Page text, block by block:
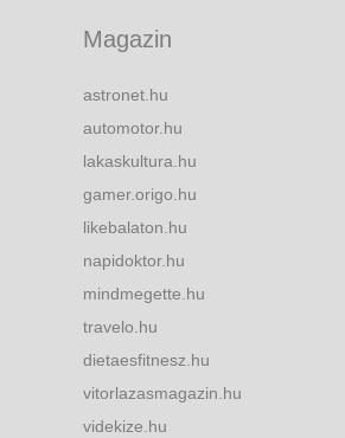
Magazin
astronet.hu
automotor.hu
lakaskultura.hu
gamer.origo.hu
likebalaton.hu
napidoktor.hu
mindmegette.hu
travelo.hu
dietaesfitnesz.hu
vitorlazasmagazin.hu
videkize.hu